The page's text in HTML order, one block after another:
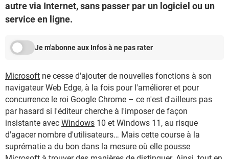
autre via Internet, sans passer par un logiciel ou un
service en ligne.
Je m'abonne aux Infos à ne pas rater
Microsoft ne cesse d'ajouter de nouvelles fonctions à son
navigateur Web Edge, à la fois pour l'améliorer et pour
concurrence le roi Google Chrome – ce n'est d'ailleurs pas
par hasard si l'éditeur cherche à l'imposer de façon
insistante avec Windows 10 et Windows 11, au risque
d'agacer nombre d'utilisateurs… Mais cette course à la
suprématie a du bon dans la mesure où elle pousse